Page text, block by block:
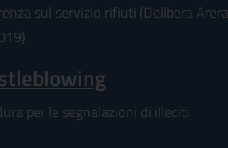
sul servizio rifiuti (Delibera Arera
per le segnalazioni di illeciti